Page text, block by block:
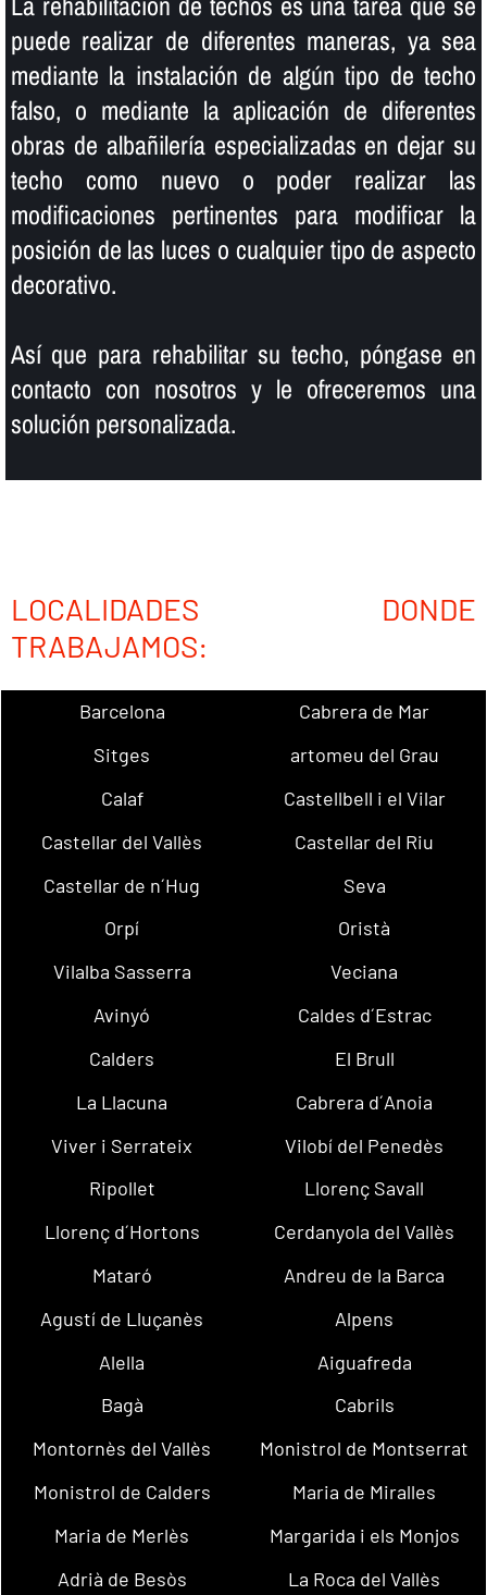
puede realizar de diferentes maneras, ya sea
mediante la instalación de algún tipo de techo
falso, o mediante la aplicación de diferentes
obras de albañilerí­a especializadas en dejar su
techo como nuevo o poder realizar las
modificaciones pertinentes para modificar la
posición de las luces o cualquier tipo de aspecto
decorativo.
Así­ que para rehabilitar su techo, póngase en
contacto con nosotros y le ofreceremos una
solución personalizada.
LOCALIDADES DONDE
TRABAJAMOS:
Barcelona
Cabrera de Mar
Sitges
artomeu del Grau
Calaf
Castellbell i el Vilar
Castellar del Vallès
Castellar del Riu
Castellar de n´Hug
Seva
Orpí
Oristà
Vilalba Sasserra
Veciana
Avinyó
Caldes d´Estrac
Calders
El Brull
La Llacuna
Cabrera d´Anoia
Viver i Serrateix
Vilobí del Penedès
Ripollet
Llorenç Savall
Llorenç d´Hortons
Cerdanyola del Vallès
Mataró
Andreu de la Barca
Agustí de Lluçanès
Alpens
Alella
Aiguafreda
Bagà
Cabrils
Montornès del Vallès
Monistrol de Montserrat
Monistrol de Calders
Maria de Miralles
Maria de Merlès
Margarida i els Monjos
Adrià de Besòs
La Roca del Vallès